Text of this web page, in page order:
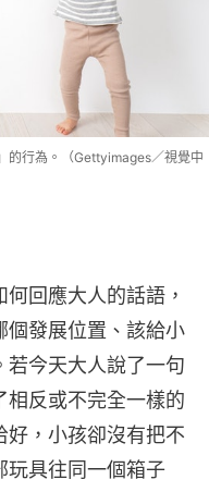
的行為。（Gettyimages／視覺中
回應大人的話語，
個發展位置、該給小
若今天大人說了一句
相反或不完全一樣的
好，小孩卻沒有把不
玩具往同一個箱子